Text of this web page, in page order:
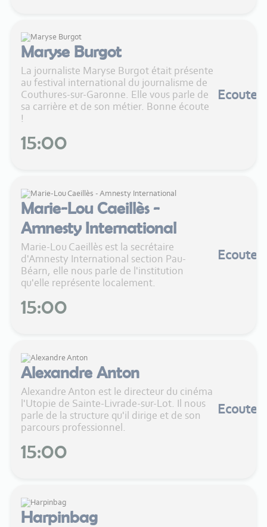
Maryse Burgot
La journaliste Maryse Burgot était présente
au festival international du journalisme de
Couthures-sur-Garonne. Elle vous parle de
sa carrière et de son métier. Bonne écoute
!
15:00
Ecouter
Marie-Lou Caeillès -
Amnesty International
Marie-Lou Caeillès est la secrétaire
d'Amnesty International section Pau-
Béarn, elle nous parle de l'institution
qu'elle représente localement.
15:00
Ecouter
Alexandre Anton
Alexandre Anton est le directeur du cinéma
l'Utopie de Sainte-Livrade-sur-Lot. Il nous
parle de la structure qu'il dirige et de son
parcours professionnel.
15:00
Ecouter
Harpinbag